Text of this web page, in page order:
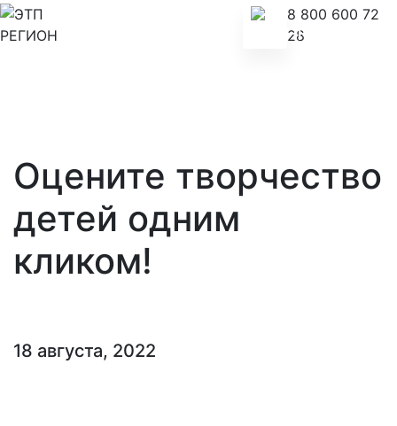
8 800 600 72
28
Оцените творчество
детей одним
кликом!
18 августа, 2022